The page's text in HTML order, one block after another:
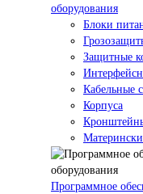
оборудования
Блоки
Защитные
Кабельные
Корпуса
Программное